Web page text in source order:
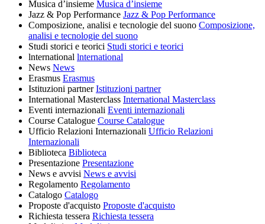
Musica d’insieme Musica d’insieme
Jazz & Pop Performance Jazz & Pop Performance
Composizione, analisi e tecnologie del suono Composizione,
analisi e tecnologie del suono
Studi storici e teorici Studi storici e teorici
lnternational lnternational
News News
Erasmus Erasmus
Istituzioni partner Istituzioni partner
International Masterclass International Masterclass
Eventi internazionali Eventi internazionali
Course Catalogue Course Catalogue
Ufficio Relazioni Internazionali Ufficio Relazioni
Internazionali
Biblioteca Biblioteca
Presentazione Presentazione
News e avvisi News e avvisi
Regolamento Regolamento
Catalogo Catalogo
Proposte d'acquisto Proposte d'acquisto
Richiesta tessera Richiesta tessera